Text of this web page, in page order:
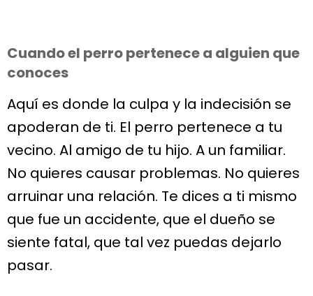
Cuando el perro pertenece a alguien que
conoces
Aquí es donde la culpa y la indecisión se
apoderan de ti. El perro pertenece a tu
vecino. Al amigo de tu hijo. A un familiar.
No quieres causar problemas. No quieres
arruinar una relación. Te dices a ti mismo
que fue un accidente, que el dueño se
siente fatal, que tal vez puedas dejarlo
pasar.